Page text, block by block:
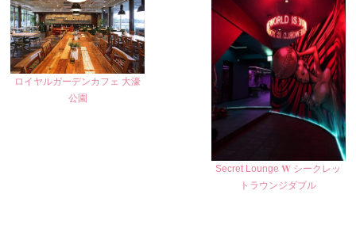
ロイヤルガーデンカフェ 大濠
公園
Secret Lounge 𝐖 シークレッ
トラウンジダブル